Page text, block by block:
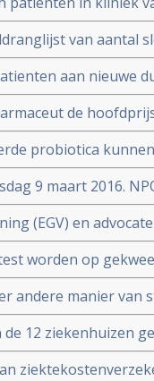
voor uitgezaaide
van aantal
en obesitas zijn
aan nieuwe
de
C
probiotica
Sangeeta Bhatia
9 maart 2016.
aan
(EGV) en
in
worden op
Clevers met mooie
andere manier van
Beyond RCT’s:
12 ziekenhuizen
zijn dit wel te